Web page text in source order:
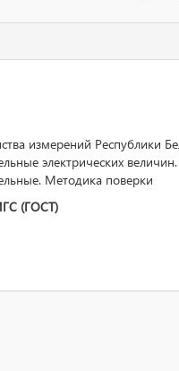
измерений Республики
электрических
Методика поверки
(ГОСТ)